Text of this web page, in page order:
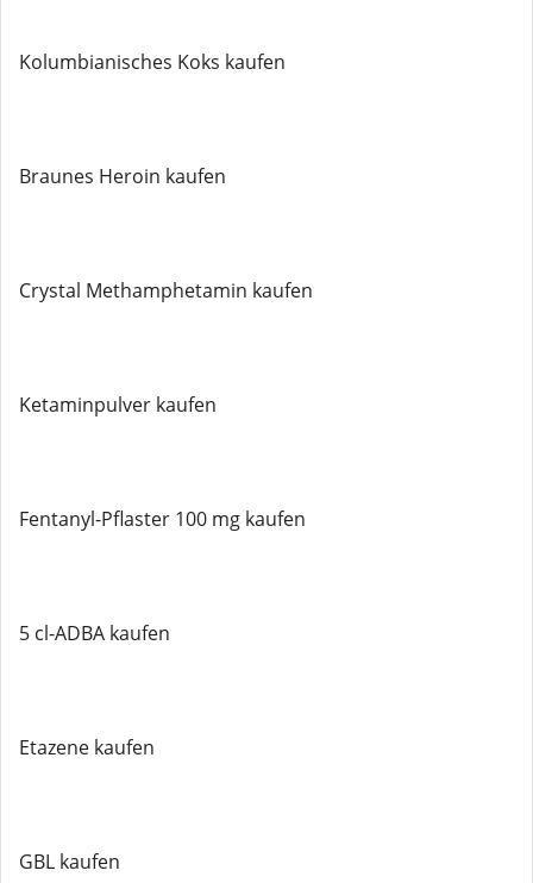
Kolumbianisches Koks kaufen
Braunes Heroin kaufen
Crystal Methamphetamin kaufen
Ketaminpulver kaufen
Fentanyl-Pflaster 100 mg kaufen
5 cl-ADBA kaufen
Etazene kaufen
GBL kaufen